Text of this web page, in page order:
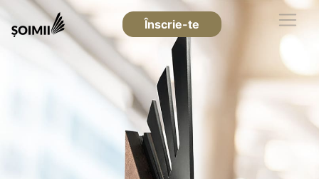
Înscrie-te